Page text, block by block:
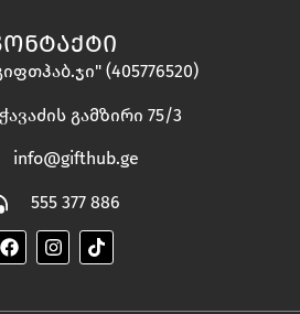
(405776520)
გამზირი 75/3
info@gifthub.ge
555 377 886